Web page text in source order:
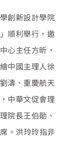
創新設計學院
順利舉行，邀
心主任方昕，
中國主理人徐
濤、重慶航天
中華文促會理
院長王伯勛、
。洪玲玲指非